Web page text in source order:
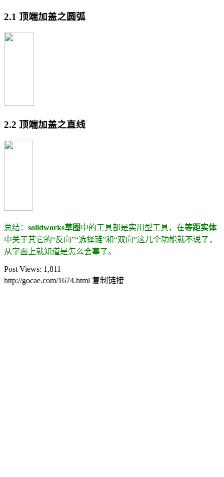
2.1 顶端加盖之圆弧
2.2 顶端加盖之直线
总结： solidworks草图中的工具都是实用型工具，在等距实体
中关于其它的“反向”“选择链”和“双向”这几个功能就不说了，
从字面上就知道是怎么会事了。
Post Views: 1,811
http://gocae.com/1674.html 复制链接